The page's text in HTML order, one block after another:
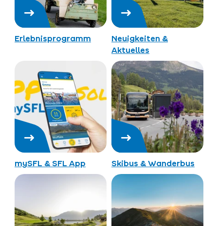
Erlebnisprogramm
Neuigkeiten &
Aktuelles
mySFL & SFL App Skibus & Wanderbus